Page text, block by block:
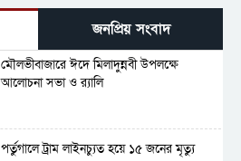
জনপ্রিয় সংবাদ
মৌলভীবাজারে ঈদে মিলাদুন্নবী উপলক্ষে
আলোচনা সভা ও র‍্যালি
পর্তুগালে ট্রাম লাইনচ্যুত হয়ে ১৫ জনের মৃত্যু